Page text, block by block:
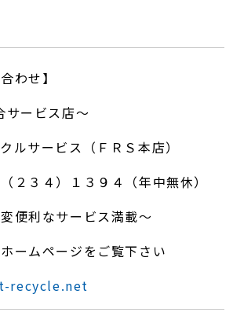
わせ】
サービス店～
ルサービス（ＦＲＳ本店）
３４）１３９４（年中無休）
便利なサービス満載～
ームページをご覧下さい
recycle.net